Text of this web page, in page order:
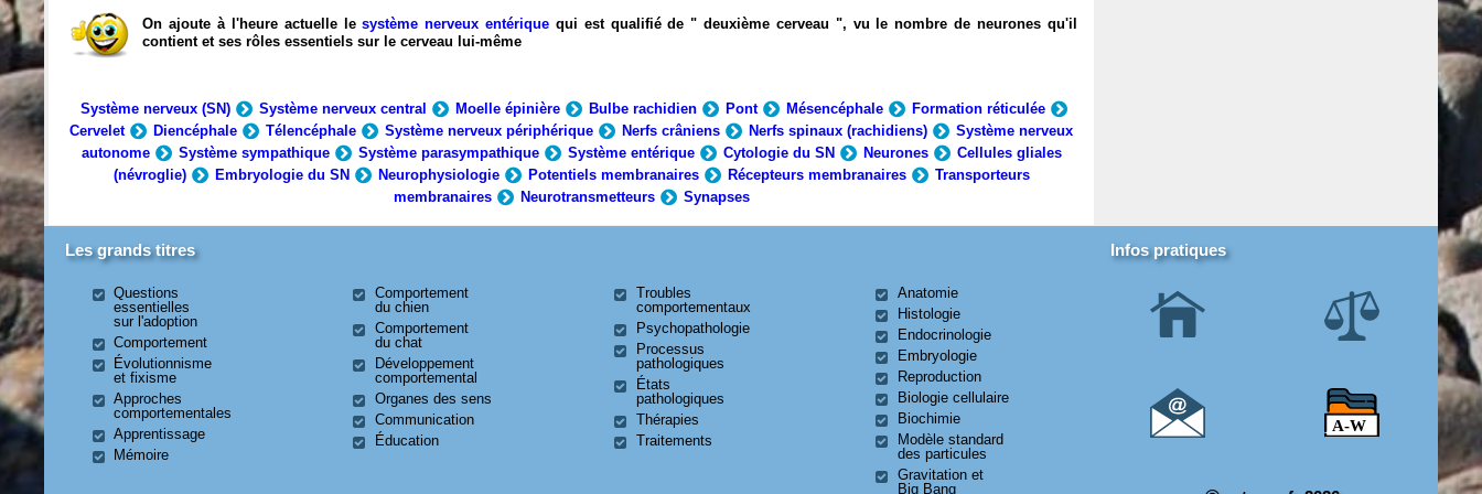
On ajoute à l'heure actuelle lesystème nerveux entérique qui est qualifié de " deuxième cerveau ", vu le nombre de neurones qu'il
contient et ses rôles essentiels sur le cerveau lui-même
Système nerveux (SN) Système nerveux central Moelle épinière Bulbe rachidien Pont Mésencéphale
Formation réticulée
Cervelet
Diencéphale Télencéphale Système nerveux périphérique Nerfs crâniens Nerfs spinaux (rachidiens)
Système nerveux
autonome
Système sympathique Système parasympathique Système entérique Cytologie du SN Neurones
Cellules gliales
(névroglie)
Embryologie du SN Neurophysiologie Potentiels membranaires Récepteurs membranaires
Transporteurs
membranaires
Neurotransmetteurs Synapses
Les grands titres
Questions
essentielles
sur l'adoption
Comportement
Évolutionnisme
et fixisme
Approches
comportementales
Apprentissage
Mémoire
Comportement
du chien
Comportement
du chat
Développement
comportemental
Organes des sens
Communication
Éducation
Troubles
comportementaux
Psychopathologie
Processus
pathologiques
États
pathologiques
Thérapies
Traitements
Anatomie
Histologie
Endocrinologie
Embryologie
Reproduction
Biologie cellulaire
Biochimie
Modèle standard
des particules
Gravitation et
Big Bang
Infos pratiques